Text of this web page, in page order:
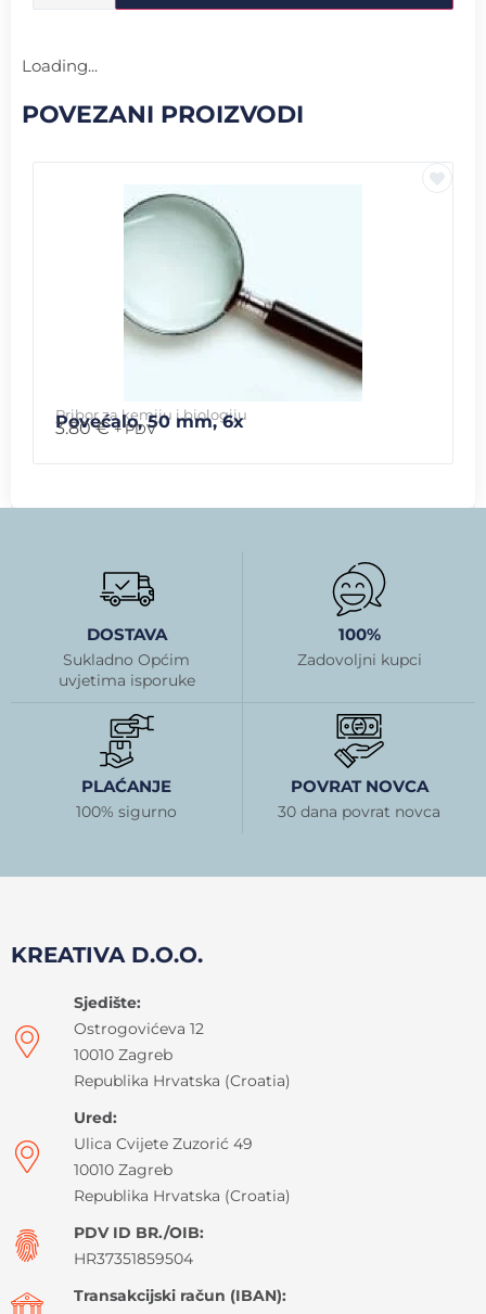
Loading...
POVEZANI PROIZVODI
Pribor za kemiju i biologiju
Povećalo, 50 mm, 6x
3.80€ + PDV
DOSTAVA
Sukladno Općim
uvjetima isporuke
100%
Zadovoljni kupci
PLAĆANJE
100% sigurno
POVRAT NOVCA
30 dana povrat novca
KREATIVA D.O.O.
Sjedište:
Ostrogovićeva 12
10010 Zagreb
Republika Hrvatska (Croatia)
Ured:
Ulica Cvijete Zuzorić 49
10010 Zagreb
Republika Hrvatska (Croatia)
PDV ID BR./OIB:
HR37351859504
Transakcijski račun (IBAN):